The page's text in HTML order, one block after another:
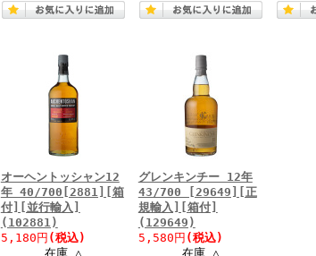
オーヘントッシャン12
年 40/700[2881][箱
付][並行輸入]
(102881)
5,180円 (税込)
在庫 △
グレンキンチー 12年
43/700 [29649][正
規輸入][箱付]
(129649)
5,580円 (税込)
在庫 △